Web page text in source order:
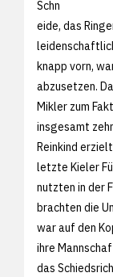
Schn
eide, das
knapp vorn,
abzusetzen.
Mikler zum
insgesamt
Reinkind
letzte Kieler
nutzten in der
brachten die
war auf den
ihre
das